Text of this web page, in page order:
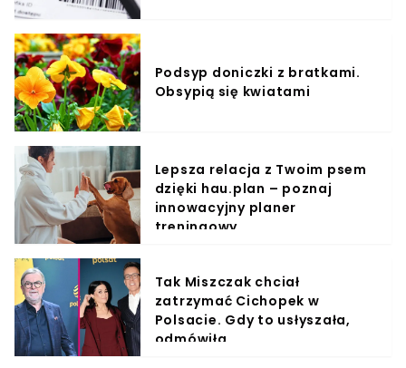
Podsyp doniczki z bratkami.
Obsypią się kwiatami
Lepsza relacja z Twoim psem
dzięki hau.plan – poznaj
innowacyjny planer
treningowy
Tak Miszczak chciał
zatrzymać Cichopek w
Polsacie. Gdy to usłyszała,
odmówiła